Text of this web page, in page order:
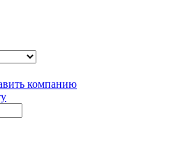
компанию